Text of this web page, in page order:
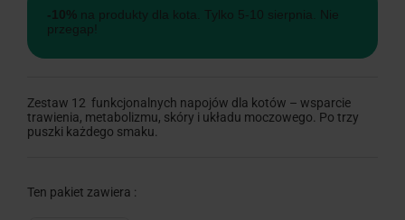
-10% na produkty dla kota. Tylko 5-10 sierpnia. Nie
przegap!
Zestaw 12 funkcjonalnych napojów dla kotów – wsparcie
trawienia, metabolizmu, skóry i układu moczowego. Po trzy
puszki każdego smaku.
Ten pakiet zawiera :